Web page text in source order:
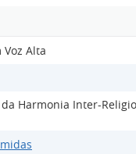
Alta
Harmonia Inter-